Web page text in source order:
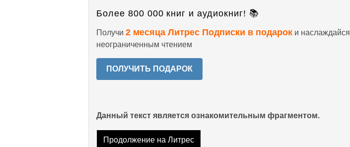
Более 800 000 книг и аудиокниг! 📚
Получи 2 месяца Литрес Подписки в подарок и наслаждайся
неограниченным чтением
ПОЛУЧИТЬ ПОДАРОК
Данный текст является ознакомительным фрагментом.
Продолжение на Литрес